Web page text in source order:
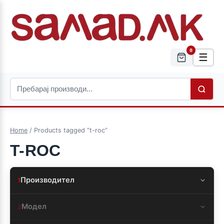
0
☰
Home / Products tagged “t-roc”
T-ROC
1Производител
2Модел